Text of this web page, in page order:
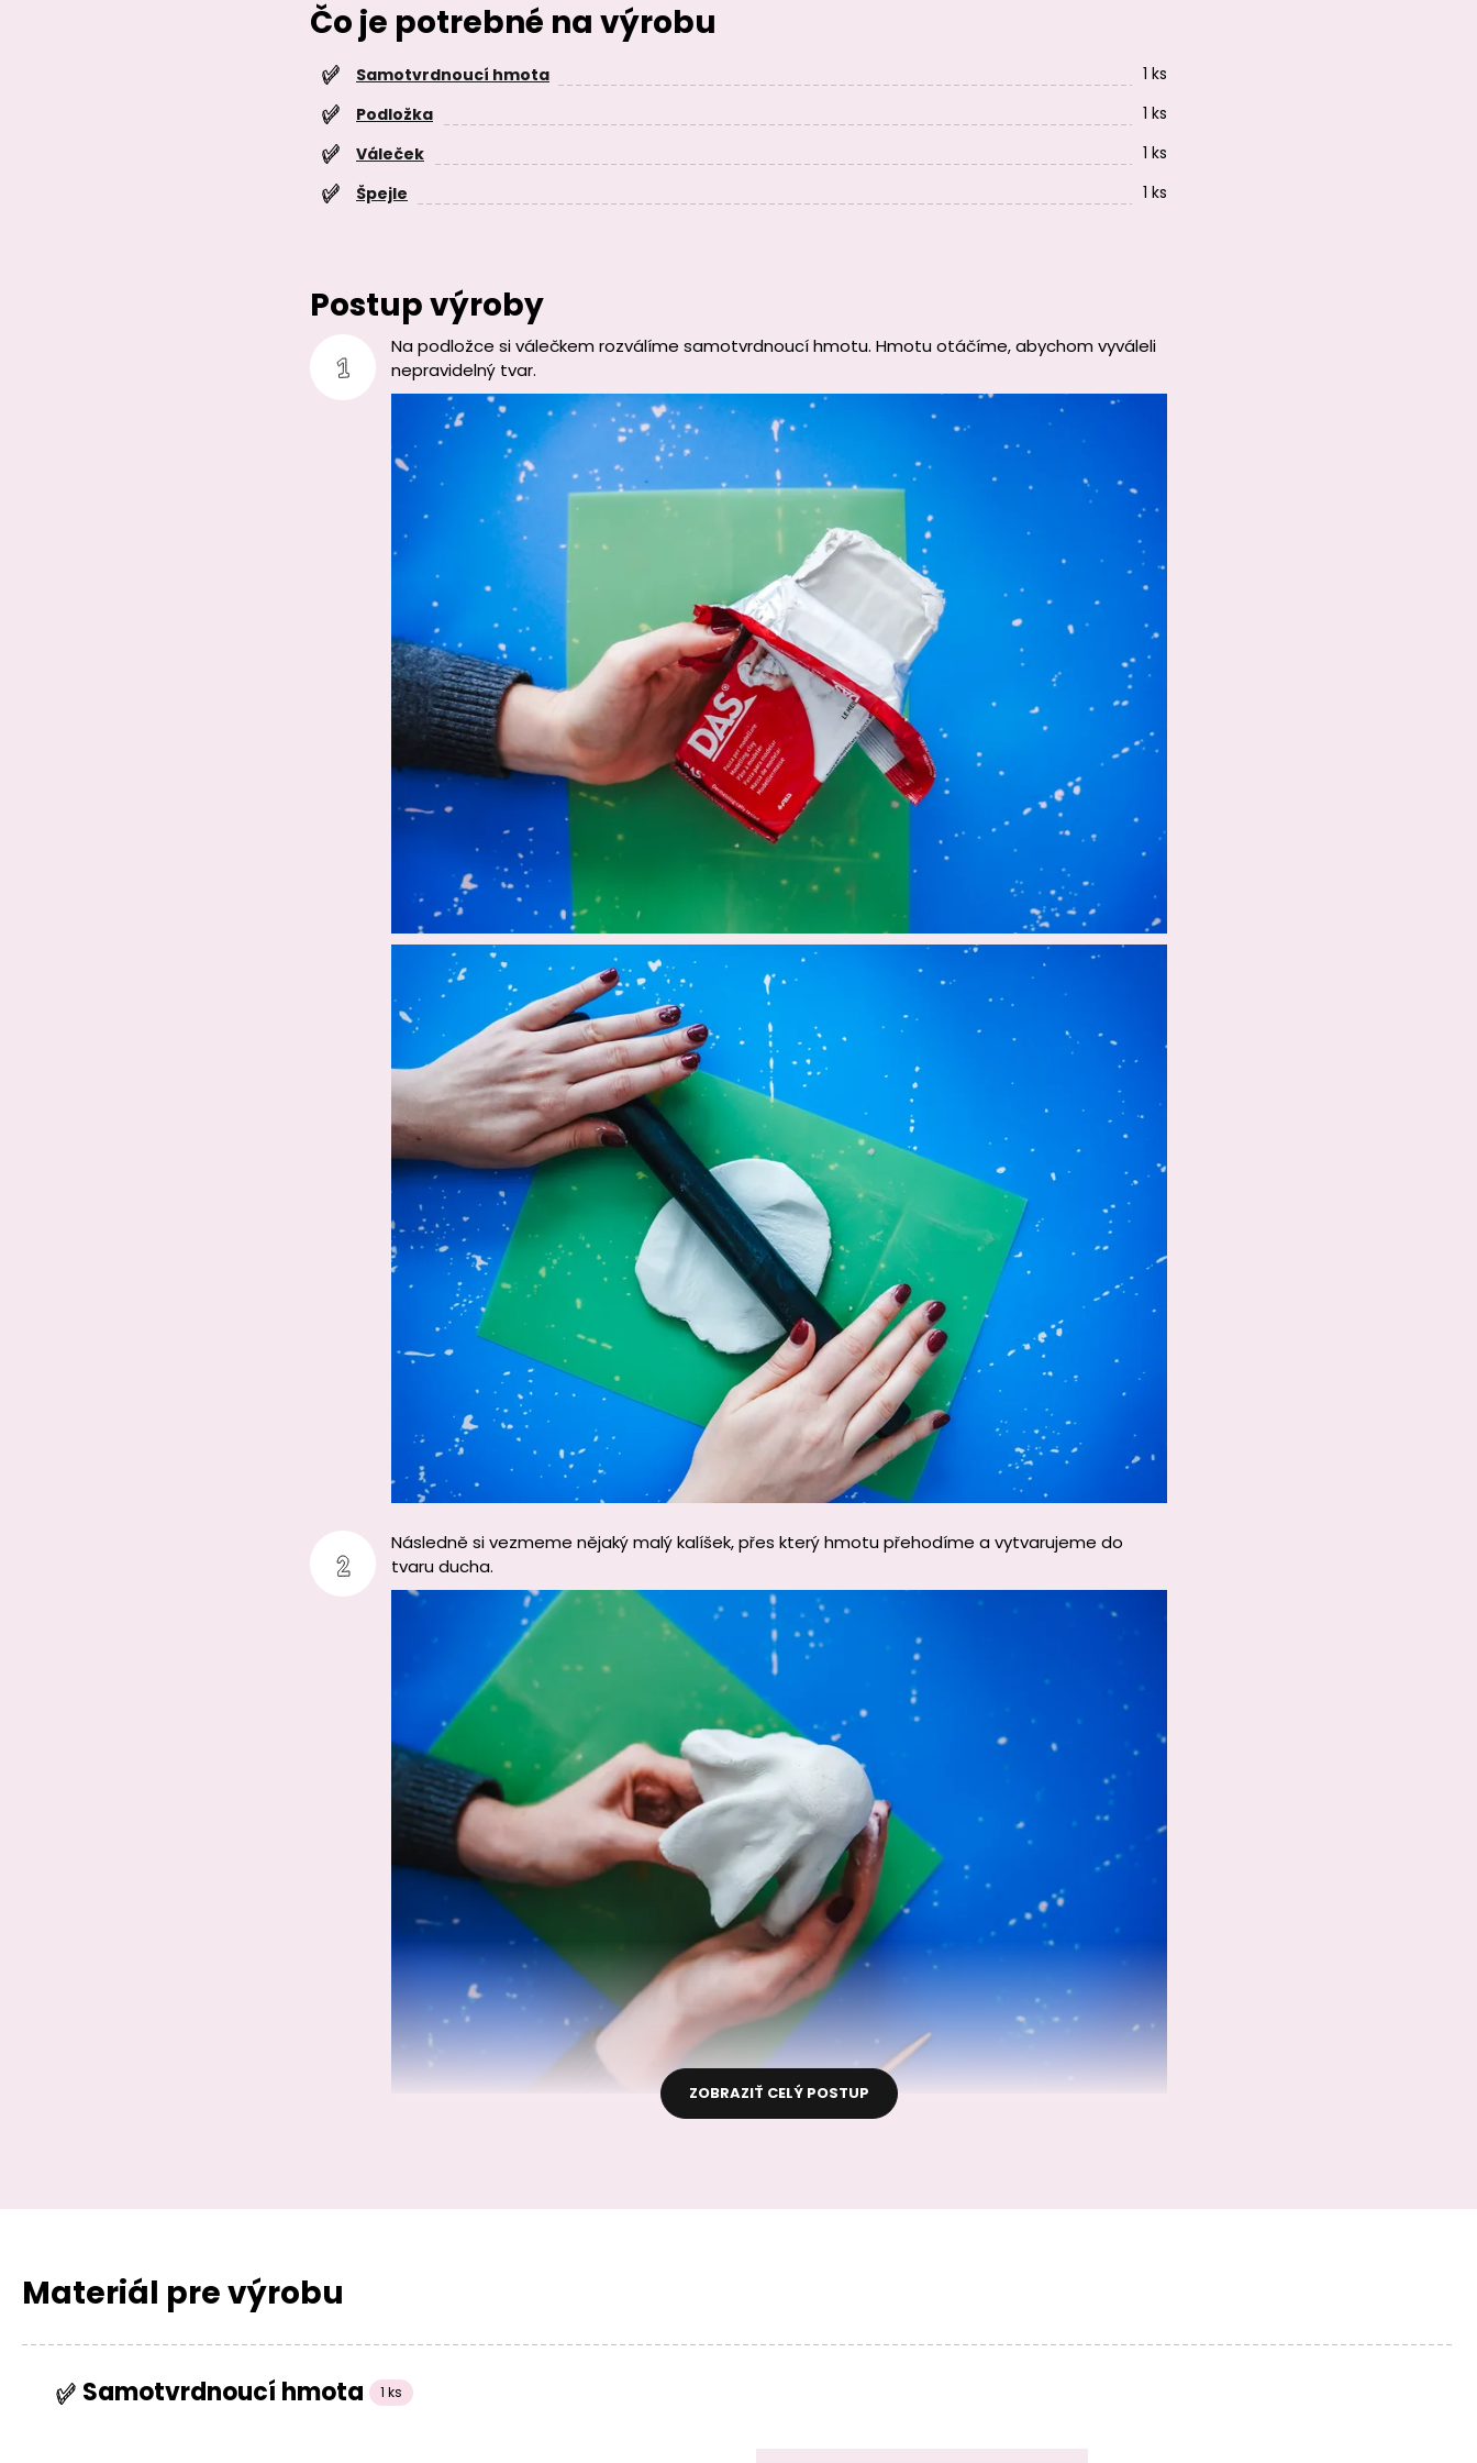
Čo je potrebné na výrobu
Samotvrdnoucí hmota
1 ks
Podložka
1 ks
Váleček
1 ks
Špejle
1 ks
Postup výroby
Na podložce si válečkem rozválíme samotvrdnoucí hmotu. Hmotu otáčíme, abychom vyváleli
nepravidelný tvar.
Následně si vezmeme nějaký malý kalíšek, přes který hmotu přehodíme a vytvarujeme do
tvaru ducha.
ZOBRAZIŤ CELÝ POSTUP
Materiál pre výrobu
Samotvrdnoucí hmota 1 ks